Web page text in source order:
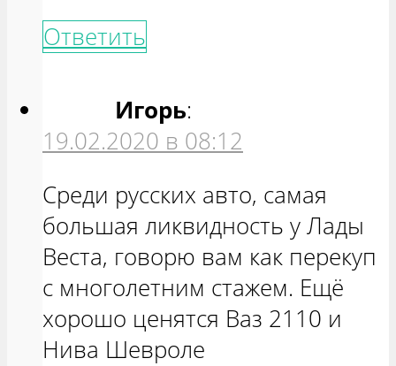
Ответить
Игорь:
19.02.2020 в 08:12
Среди русских авто, самая
большая ликвидность у Лады
Веста, говорю вам как перекуп
с многолетним стажем. Ещё
хорошо ценятся Ваз 2110 и
Нива Шевроле